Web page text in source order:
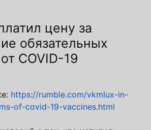
цену за
обязательных
COVID-19
https://rumble.com/vkmlux-in-
of-covid-19-vaccines.html